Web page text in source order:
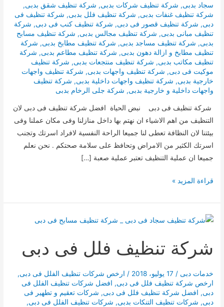
سجاد بدبى, شركة تنظيف شركات بدبى, شركة تنظيف شقق بدبى,
شركة تنظيف غنفات بدبى, شركة تنظيف فلل بدبى, شركة تنظيف فى
دبى, شركة تنظيف قصور فى دبى, شركة تنظيف كنب فى دبى, شركة
تنظيف مبانى بدبى, شركة تنظيف مجالس بدبى, شركة تنظيف مسابح
بدبى, شركة تنظيف مساجد بدبى, شركة تنظيف مطابخ بدبى, شركة
تنظيف مطابخ و ازالة دهون بدبى, شركة تنظيف مطاعم بدبى, شركة
تنظيف مكاتب بدبى, شركة تنظيف منتجعات بدبى, شركة تنظيف
موكيت فى دبى, شركة تنظيف واجهات بدبى, شركة تنظيف واجهات
خارجية بدبى, شركة تنظيف واجهات داخلية بدبى, شركة تنظيف
واجهات داخلية و خارجية بدبى, شركة جلى الرخام بدبى
شركة تنظيف فى دبى نبض الحياة افضل شركة تنظيف فى دبى لان
التنظيف من اهم الاشياء ان نهتم بها داخل منازلنا وفى مكان عملنا وفى
بيئتنا لان النظافة تعطى لنا جميعا الراحة النفسية لافراد اسرتك وتجنب
اسرتك الكثير من الامراض وتحافظ على سلامة صحتكم . نحن نعلم
جميعا ان عملية التنظيف تعتبر عملية صعبة […]
شركة
فى
دبى
قراءة المزيد »
شركة تنظيف فلل فى دبى
خدمات دبى / 17 يوليو، 2018 / ارخص شركات تنظيف الفلل فى دبى,
ارخص شركة تنظيف فلل فى دبى, افضل شركات تنظيف الفلل فى
دبى, افضل شركة تنظيف فلل فى دبى, شركات تعقيم و تطهير فى
دبى, شركات تنظيف التنكات بدبى, شركات تنظيف الفلل فى دبى,